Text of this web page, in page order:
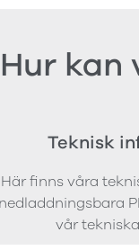
Hur kan
Teknisk
Här finns våra
vår